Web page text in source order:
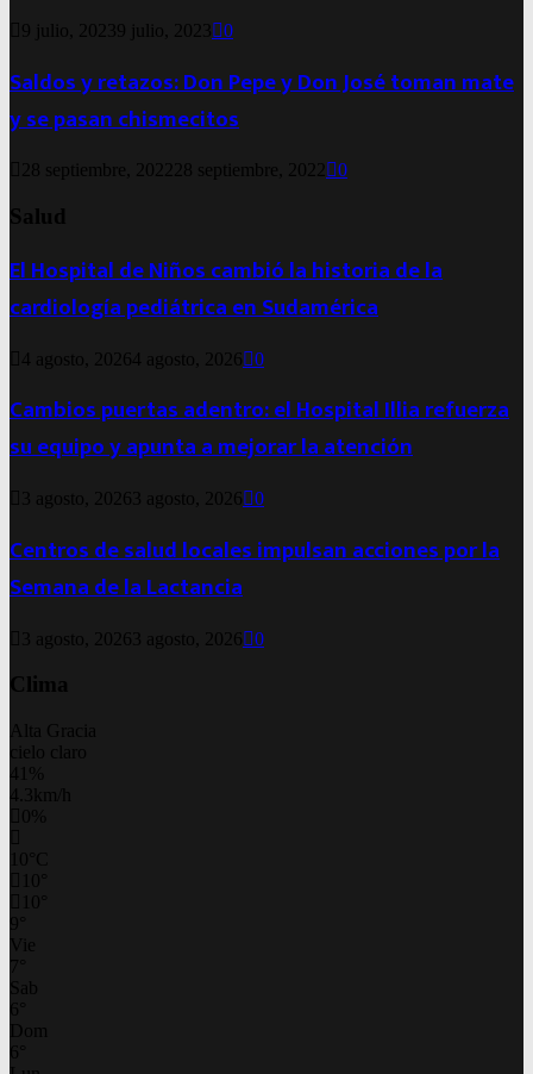
9 julio, 20239 julio, 2023 0
Saldos y retazos: Don Pepe y Don José toman mate
y se pasan chismecitos
28 septiembre, 202228 septiembre, 2022 0
Salud
El Hospital de Niños cambió la historia de la
cardiología pediátrica en Sudamérica
4 agosto, 20264 agosto, 2026 0
Cambios puertas adentro: el Hospital Illia refuerza
su equipo y apunta a mejorar la atención
3 agosto, 2026 3 agosto, 2026 0
Centros de salud locales impulsan acciones por la
Semana de la Lactancia
3 agosto, 2026 3 agosto, 2026 0
Clima
Alta Gracia
cielo claro
41%
4.3km/h
0%
10 C
10
10
9
Vie
7
Sab
6
Dom
6